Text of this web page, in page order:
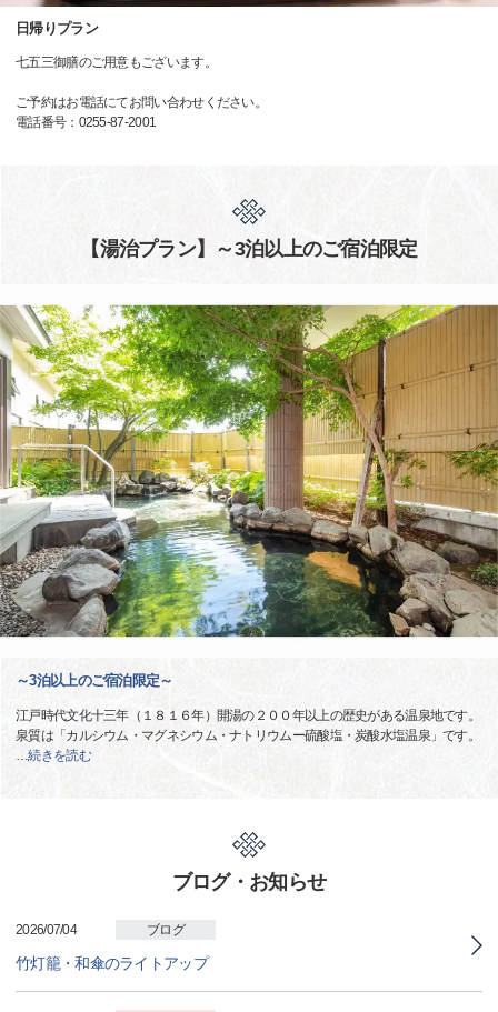
日帰りプラン
七五三御膳のご用意もございます。
ご予約はお電話にてお問い合わせください。
電話番号：0255-87-2001
【湯治プラン】～3泊以上のご宿泊限定
～3泊以上のご宿泊限定～
江戸時代文化十三年（１８１６年）開湯の２００年以上の歴史がある温泉地です。
泉質は「カルシウム・マグネシウム・ナトリウムー硫酸塩・炭酸水塩温泉」です。
…続きを読む
ブログ・お知らせ
2026/07/04 ブログ
竹灯籠・和傘のライトアップ